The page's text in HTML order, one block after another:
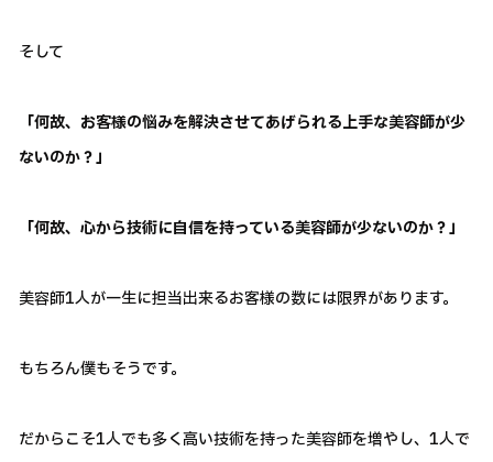
そして
「何故、お客様の悩みを解決させてあげられる上手な美容師が少
ないのか？」
「何故、心から技術に自信を持っている美容師が少ないのか？」
美容師1人が一生に担当出来るお客様の数には限界があります。
もちろん僕もそうです。
だからこそ1人でも多く高い技術を持った美容師を増やし、1人で